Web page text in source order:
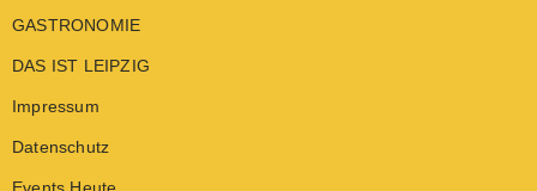
GASTRONOMIE
DAS IST LEIPZIG
Impressum
Datenschutz